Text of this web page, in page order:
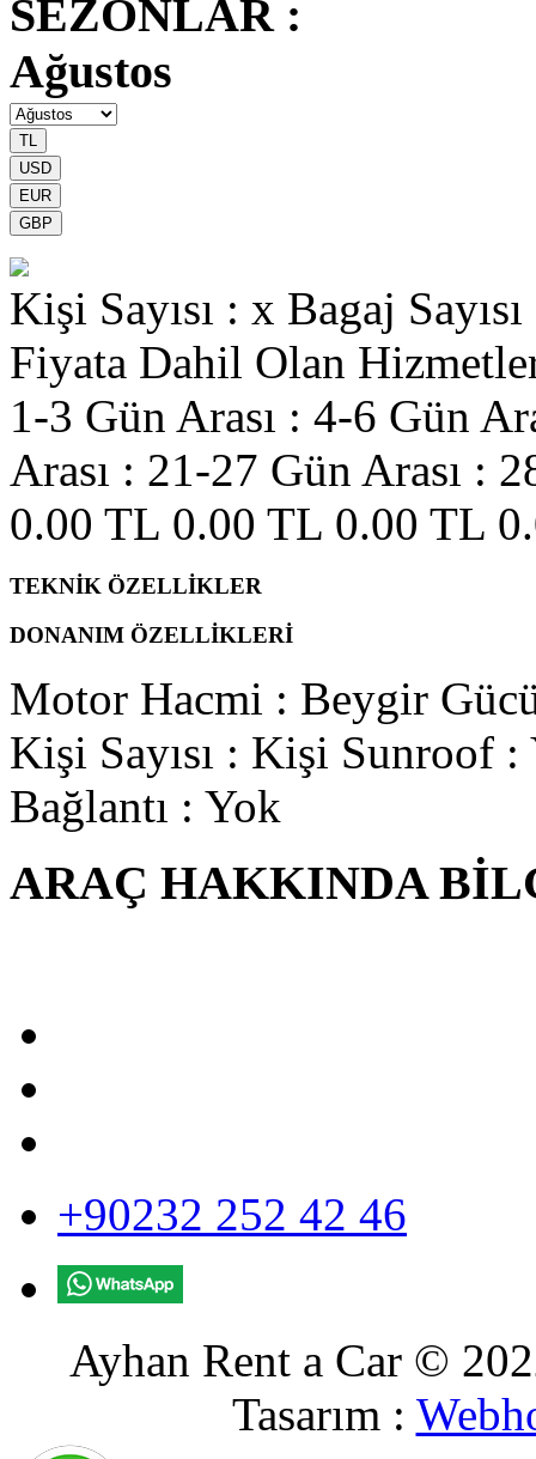
SEZONLAR :
Ağustos
Kişi Sayısı : x Bagaj
Fiyata Dahil Olan
1-3 Gün Arası : 4-6 Gün
Arası : 21-27 Gün Arası :
0.00 TL 0.00 TL 0.00 TL
TEKNİK ÖZELLİKLER
DONANIM ÖZELLİKLERİ
Motor Hacmi : Beygir
Kişi Sayısı : Kişi Sunroof :
Bağlantı : Yok
ARAÇ HAKKINDA
+90232 252 42 46
Ayhan Rent a Car ©
Tasarım :